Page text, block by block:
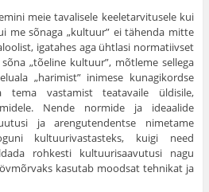
meie tavalisele keeletarvitusele kui
me sõnaga „kultuur” ei tähenda mitte
igatahes aga ühtlasi normatiivset
„tõeline kultuur”, mõtleme sellega
„harimist” inimese kunagikordse
vastamist teatavaile üldisile,
Nende normide ja ideaalide
ja arengu­tendentse nimetame
kultuurivastasteks, kuigi need
rohkesti kultuurisaavutusi nagu
kasutab moodsat tehnikat ja